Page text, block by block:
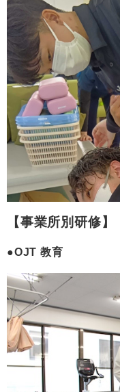
事業所別研修
OJT 教育